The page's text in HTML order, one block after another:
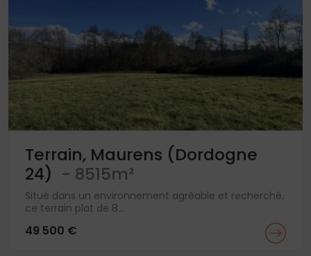
Terrain, Maurens (Dordogne
24) - 8515m²
Situé dans un environnement agréable et recherché,
ce terrain plat de 8...
49 500 €